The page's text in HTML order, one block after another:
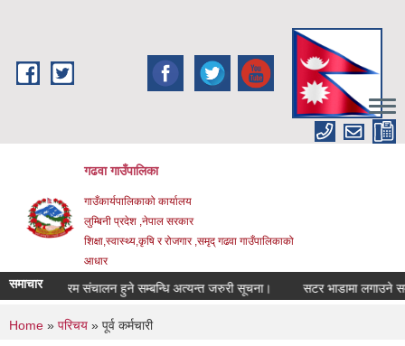
गढवा गाउँपालिका
गाउँकार्यपालिकाको कार्यालय
लुम्बिनी प्रदेश ,नेपाल सरकार
शिक्षा,स्वास्थ्य,कृषि र रोजगार ,समृद् गढवा गाउँपालिकाको
आधार
समाचार
कार्यक्रम संचालन हुने सम्बन्धि अत्यन्त जरुरी सूचना। सटर भाडामा लगाउने सम्बन्धि
You are here
Home » परिचय » पूर्व कर्मचारी